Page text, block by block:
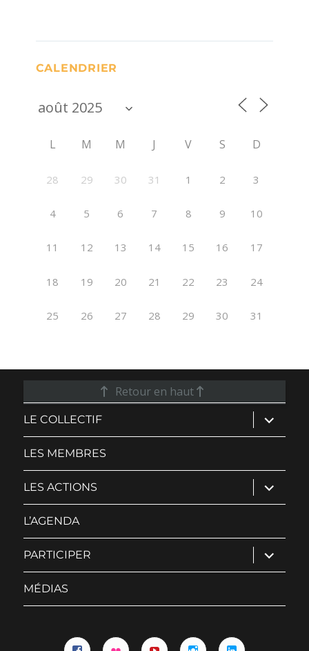
CALENDRIER
L M M J V S D
28 29 30 31 1 2 3
4 5 6 7 8 9 10
11 12 13 14 15 16 17
18 19 20 21 22 23 24
25 26 27 28 29 30 31
Retour en haut
LE COLLECTIF ouvrir
le
sous-
LES MEMBRES
LES ACTIONS ouvrir
le
sous-
L’AGENDA
PARTICIPER ouvrir
le
sous-
MÉDIAS